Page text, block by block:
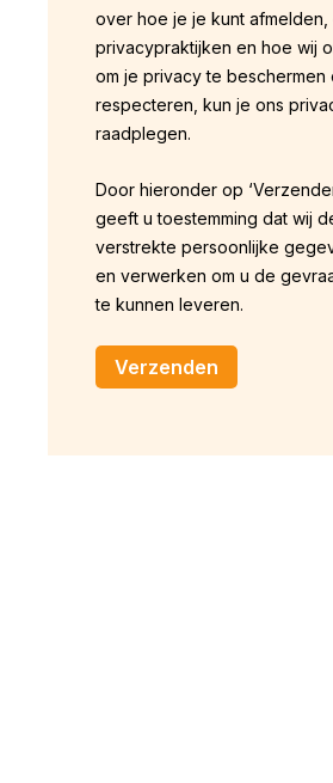
over hoe je je kunt afmelden,
privacypraktijken en hoe wij
om je privacy te beschermen
respecteren, kun je ons
raadplegen.
Door hieronder op
geeft u toestemming dat wij
verstrekte persoonlijke
en verwerken om u de
te kunnen leveren.